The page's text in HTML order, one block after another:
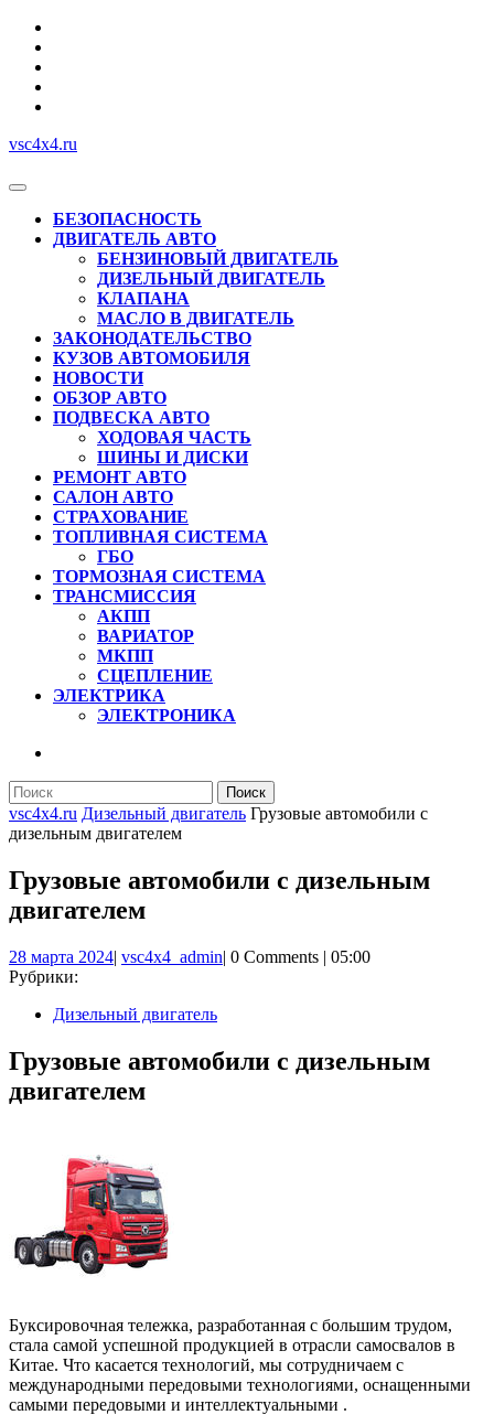
Перейти
содержимому
vsc4x4.ru
Кнопка
ОткрытьБЕЗОПАСНОСТЬ
ДВИГАТЕЛЬ АВТО
БЕНЗИНОВЫЙ ДВИГАТЕЛЬ
ДИЗЕЛЬНЫЙ ДВИГАТЕЛЬ
КЛАПАНА
МАСЛО В ДВИГАТЕЛЬ
ЗАКОНОДАТЕЛЬСТВО
КУЗОВ АВТОМОБИЛЯ
НОВОСТИ
ОБЗОР АВТО
ПОДВЕСКА АВТО
ХОДОВАЯ ЧАСТЬ
ШИНЫ И ДИСКИ
РЕМОНТ АВТО
САЛОН АВТО
СТРАХОВАНИЕ
ТОПЛИВНАЯ СИСТЕМА
ГБО
ТОРМОЗНАЯ СИСТЕМА
ТРАНСМИССИЯ
АКПП
ВАРИАТОР
МКПП
СЦЕПЛЕНИЕ
ЭЛЕКТРИКА
ЭЛЕКТРОНИКА
КНОПКА
Найти:
vsc4x4.ru Дизельный двигатель Грузовые автомобили с
дизельным двигателем
Грузовые автомобили с дизельным
двигателем
28 марта 202428
| vsc4x4_adminvsc4x4_admin
| 0 Comments | 05:00
Рубрики:
Дизельный двигатель
Грузовые автомобили с дизельным
двигателем
Буксировочная тележка, разработанная с большим трудом,
стала самой успешной продукцией в отрасли самосвалов в
Китае. Что касается технологий, мы сотрудничаем с
международными передовыми технологиями, оснащенными
самыми передовыми и интеллектуальными .